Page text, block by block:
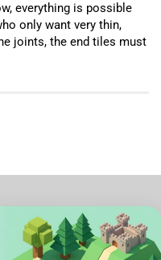
everything is possible
only want very thin,
joints, the end tiles must